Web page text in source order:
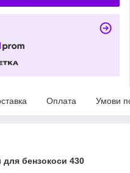
Оплата Умови
для бензокоси 430